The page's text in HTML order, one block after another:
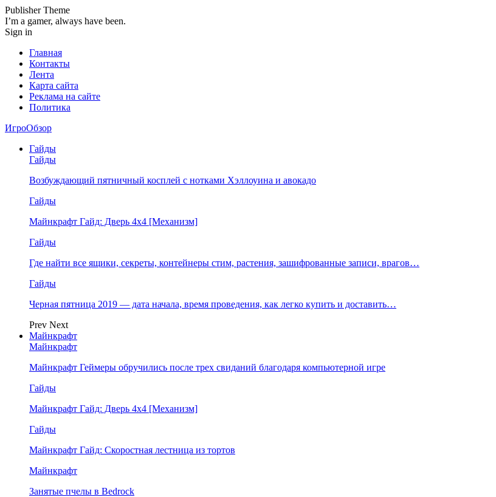
Publisher Theme
I’m a gamer, always have been.
Sign in
Главная
Контакты
Лента
Карта сайта
Реклама на сайте
Политика
ИгроОбзор
Гайды
Гайды
Возбуждающий пятничный косплей с нотками Хэллоуина и авокадо
Гайды
Майнкрафт Гайд: Дверь 4х4 [Механизм]
Гайды
Где найти все ящики, секреты, контейнеры стим, растения, зашифрованные записи, врагов…
Гайды
Черная пятница 2019 — дата начала, время проведения, как легко купить и доставить…
Prev Next
Майнкрафт
Майнкрафт
Майнкрафт Геймеры обручились после трех свиданий благодаря компьютерной игре
Гайды
Майнкрафт Гайд: Дверь 4х4 [Механизм]
Гайды
Майнкрафт Гайд: Скоростная лестница из тортов
Майнкрафт
Занятые пчелы в Bedrock